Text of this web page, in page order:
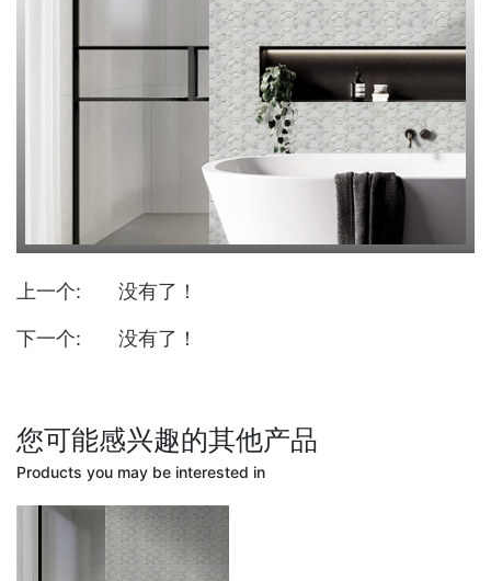
上一个: 没有了！
下一个: 没有了！
您可能感兴趣的其他产品
Products you may be interested in